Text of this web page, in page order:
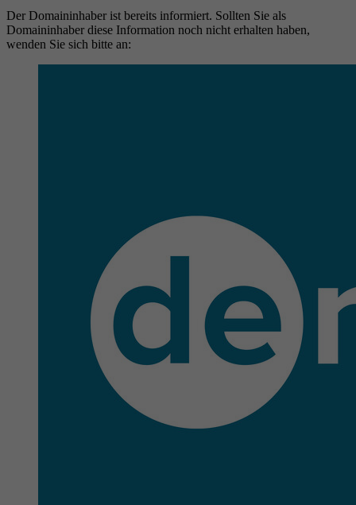
Der Domaininhaber ist bereits informiert. Sollten Sie als
Domaininhaber diese Information noch nicht erhalten haben,
wenden Sie sich bitte an: